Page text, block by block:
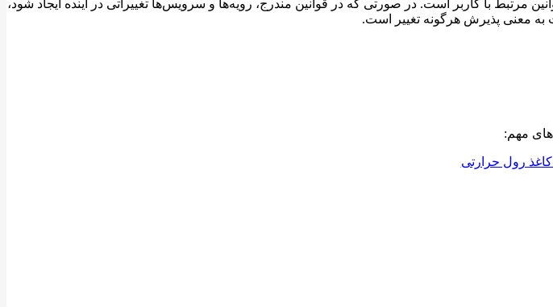
با کاربر است. در صورتی که در قوانین مندرج، رویه‏‌ها و سرویس‏‌ها تغییراتی در آینده ایجاد شود،
معنی پذیرش هرگونه تغییر است.
های مهم:
رول حرارتی